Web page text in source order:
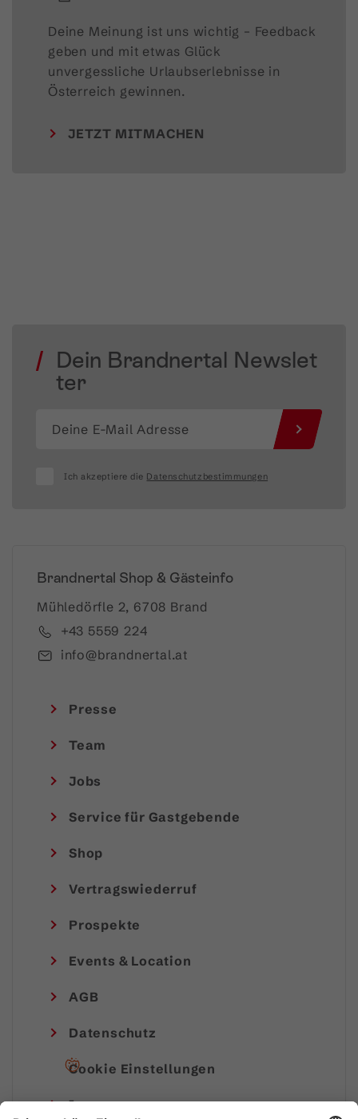
Deine Meinung ist uns wichtig – Feedback
geben und mit etwas Glück
unvergessliche Urlaubserlebnisse in
Österreich gewinnen.
JETZT MITMACHEN
Dein Brandnertal Newslet
ter
Ich akzeptiere die Datenschutzbestimmungen
Brandnertal Shop & Gästeinfo
Mühledörfle 2, 6708 Brand
+43 5559 224
info@brandnertal.at
Presse
Team
Jobs
Service für Gastgebende
Shop
Vertragswiederruf
Prospekte
Events & Location
AGB
Datenschutz
Cookie Einstellungen
Impressum